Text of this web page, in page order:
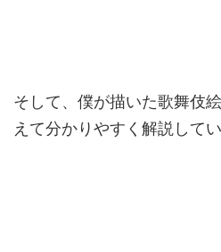
そして、僕が描いた歌舞伎
えて分かりやすく解説して